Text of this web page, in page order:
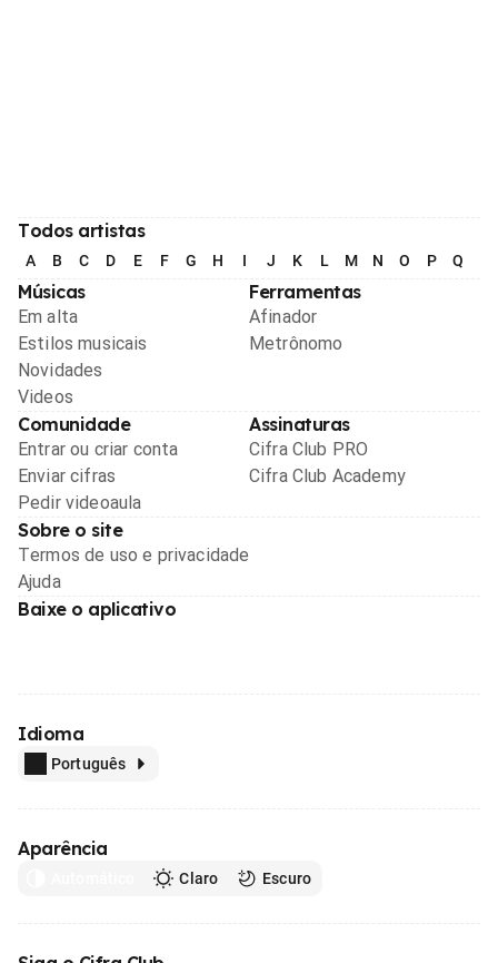
Todos artistas
A B C D E F G H I J K L M N O P Q
Músicas
Em alta
Estilos musicais
Novidades
Videos
Ferramentas
Afinador
Metrônomo
Comunidade
Entrar ou criar conta
Enviar cifras
Pedir videoaula
Assinaturas
Cifra Club PRO
Cifra Club Academy
Sobre o site
Termos de uso e privacidade
Ajuda
Baixe o aplicativo
Idioma
Português
Aparência
Claro Escuro